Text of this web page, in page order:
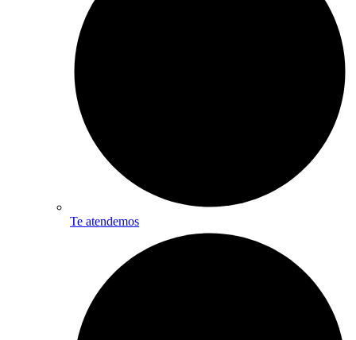
Te atendemos